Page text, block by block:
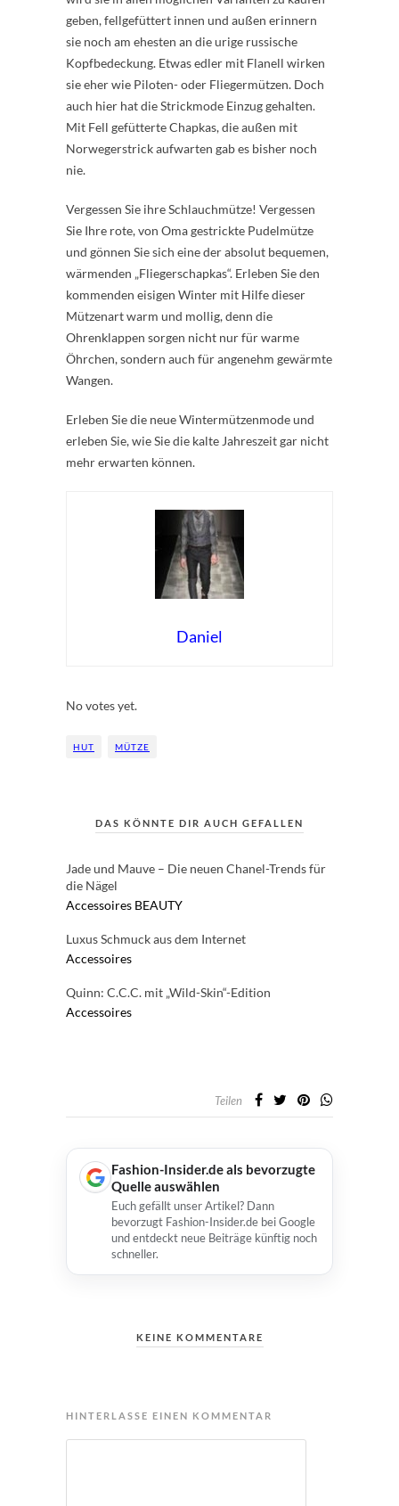
geben, fellgefüttert innen und außen erinnern
sie noch am ehesten an die urige russische
Kopfbedeckung. Etwas edler mit Flanell wirken
sie eher wie Piloten- oder Fliegermützen. Doch
auch hier hat die Strickmode Einzug gehalten.
Mit Fell gefütterte Chapkas, die außen mit
Norwegerstrick aufwarten gab es bisher noch
nie.
Vergessen Sie ihre Schlauchmütze! Vergessen
Sie Ihre rote, von Oma gestrickte Pudelmütze
und gönnen Sie sich eine der absolut bequemen,
wärmenden „Fliegerschapkas“. Erleben Sie den
kommenden eisigen Winter mit Hilfe dieser
Mützenart warm und mollig, denn die
Ohrenklappen sorgen nicht nur für warme
Öhrchen, sondern auch für angenehm gewärmte
Wangen.
Erleben Sie die neue Wintermützenmode und
erleben Sie, wie Sie die kalte Jahreszeit gar nicht
mehr erwarten können.
Daniel
No votes yet.
HUT MÜTZE
DAS KÖNNTE DIR AUCH GEFALLEN
Jade und Mauve – Die neuen Chanel-Trends für
die Nägel
Accessoires BEAUTY
Luxus Schmuck aus dem Internet
Accessoires
Quinn: C.C.C. mit „Wild-Skin“-Edition
Accessoires
Teilen
Fashion-Insider.de als bevorzugte
Quelle auswählen
Euch gefällt unser Artikel? Dann
bevorzugt Fashion-Insider.de bei Google
und entdeckt neue Beiträge künftig noch
schneller.
KEINE KOMMENTARE
HINTERLASSE EINEN KOMMENTAR